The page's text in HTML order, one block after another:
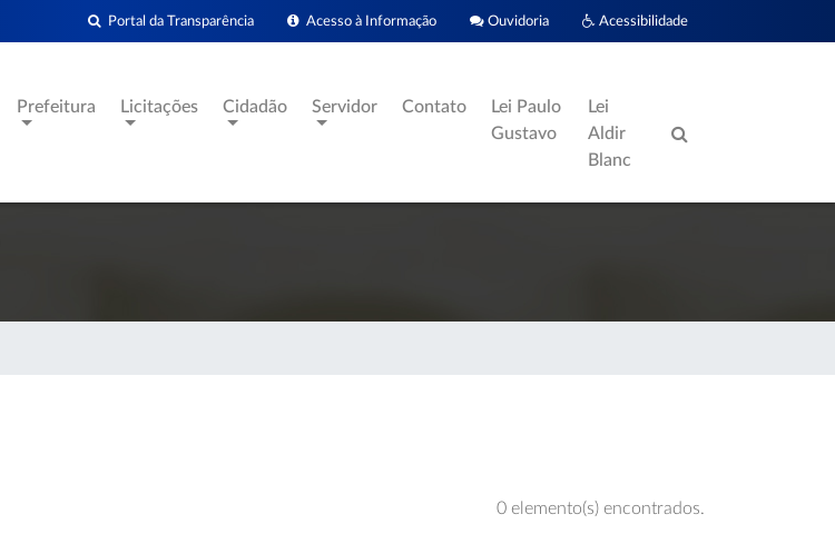
Acessibilidade
Ouvidoria
Acesso à Informação
Portal da Transparência
Prefeitura Licitações Cidadão Servidor Contato
Lei Paulo
Gustavo
Lei
Aldir
Blanc
0 elemento(s) encontrados.